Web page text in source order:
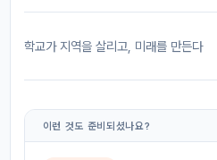
학교가 지역을 살리고, 미래를 만든다
이런 것도 준비되셨나요?